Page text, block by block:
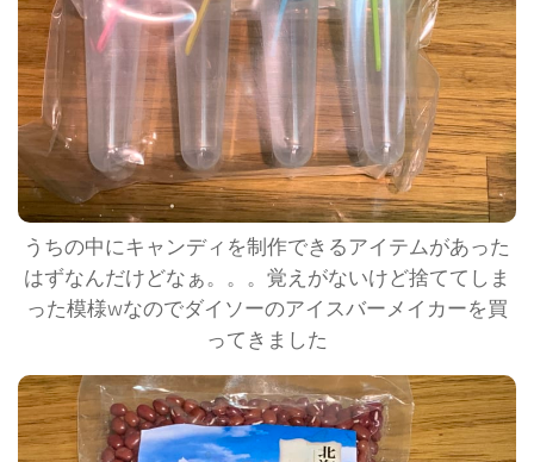
うちの中にキャンディを制作できるアイテムがあった
はずなんだけどなぁ。。。覚えがないけど捨ててしま
った模様wなのでダイソーのアイスバーメイカーを買
ってきました